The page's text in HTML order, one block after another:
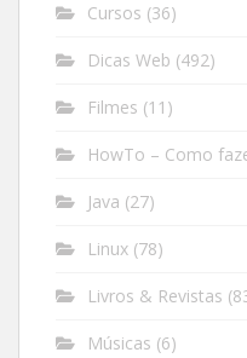
Cursos (36)
Dicas Web (492)
Filmes (11)
HowTo – Como
Java (27)
Linux (78)
Livros & Revistas
Músicas (6)